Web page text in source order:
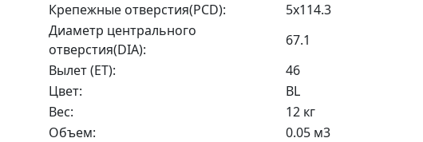
Крепежные отверстия(PCD):
5x114.3
Диаметр центрального
отверстия(DIA):
67.1
Вылет (ET):
46
Цвет:
BL
Вес:
12 кг
Объем:
0.05 м3